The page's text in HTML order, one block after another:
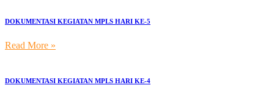
DOKUMENTASI KEGIATAN MPLS HARI KE-5
Read More »
DOKUMENTASI KEGIATAN MPLS HARI KE-4